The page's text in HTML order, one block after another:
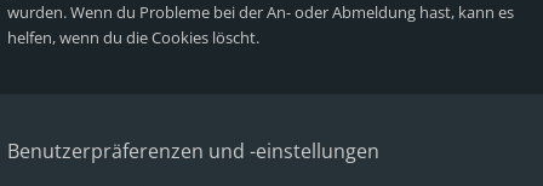
wurden. Wenn du Probleme bei der An- oder Abmeldung hast, kann es
helfen, wenn du die Cookies löscht.
Benutzerpräferenzen und -einstellungen